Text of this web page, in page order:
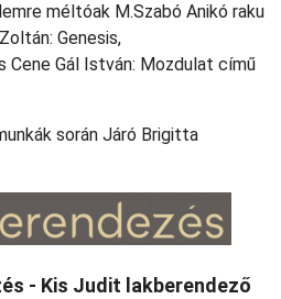
méltóak M.Szabó Anikó raku
Genesis,
Cene Gál István: Mozdulat című
során Járó Brigitta
- Kis Judit lakberendező